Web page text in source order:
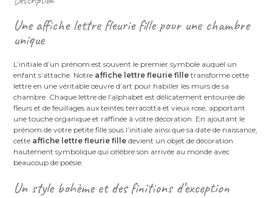
Une affiche lettre fleurie fille pour une chambre
unique
L’initiale d’un prénom est souvent le premier symbole auquel un
enfant s’attache. Notre affiche lettre fleurie fille transforme cette
lettre en une véritable œuvre d’art pour habiller les murs de sa
chambre. Chaque lettre de l’alphabet est délicatement entourée de
fleurs et de feuillages aux teintes terracotta et vieux rose, apportant
une touche organique et raffinée à votre décoration. En ajoutant le
prénom de votre petite fille sous l’initiale ainsi que sa date de naissance,
cette affiche lettre fleurie fille devient un objet de décoration
hautement symbolique qui célèbre son arrivée au monde avec
beaucoup de poésie.
Un style bohème et des finitions d’exception